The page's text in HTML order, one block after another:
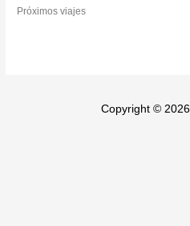
Próximos viajes
Copyright ©